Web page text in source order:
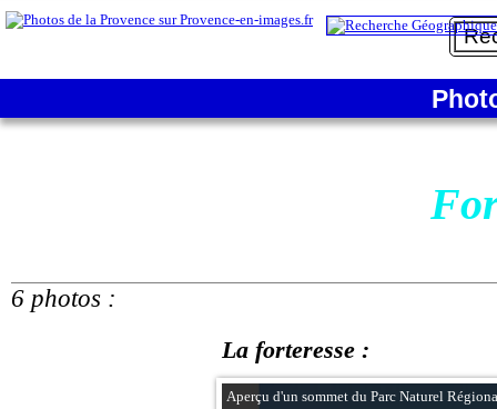
6 photos :
La forteresse :
Aperçu d'un sommet du Parc Naturel